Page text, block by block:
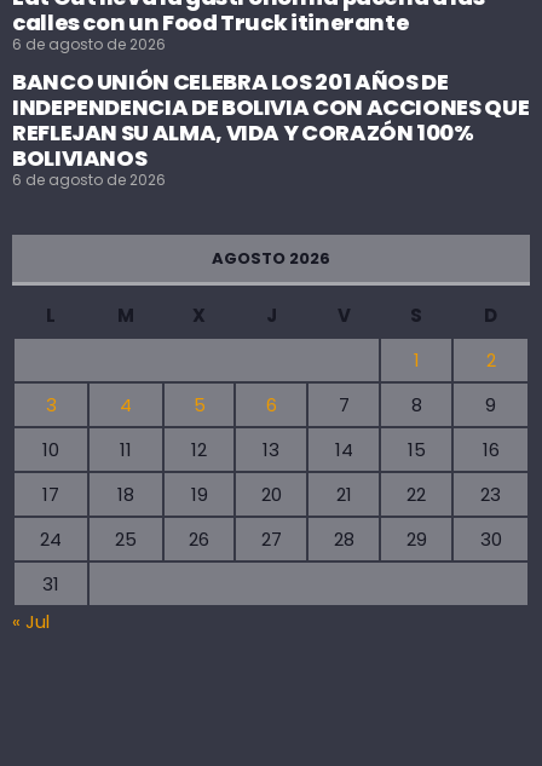
calles con un Food Truck itinerante
6 de agosto de 2026
BANCO UNIÓN CELEBRA LOS 201 AÑOS DE
INDEPENDENCIA DE BOLIVIA CON ACCIONES QUE
REFLEJAN SU ALMA, VIDA Y CORAZÓN 100%
BOLIVIANOS
6 de agosto de 2026
AGOSTO 2026
L M X J V S
D
1
2
3
4 5 6 7 8
9
10
11 12 13 14 15
16
17
18 19 20 21 22
23
24
25 26 27 28 29
30
31
« Jul